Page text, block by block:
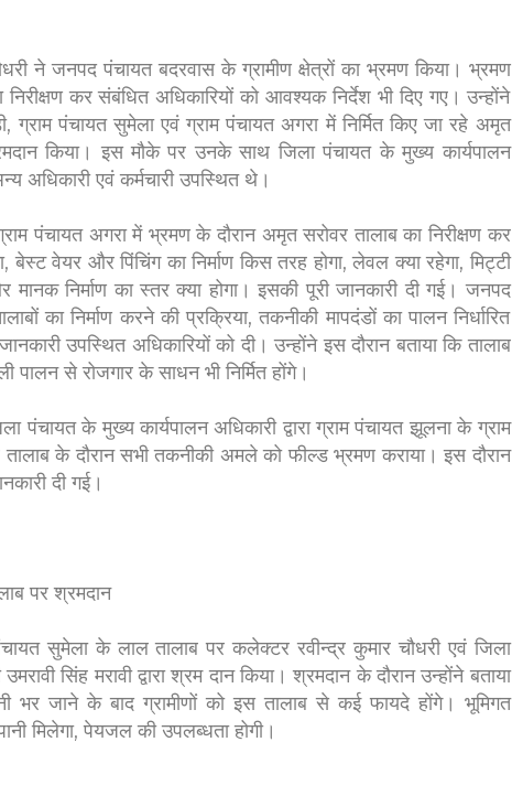
ने जनपद पंचायत बदरवास के ग्रामीण क्षेत्रों का भ्रमण किया। भ्रमण
निरीक्षण कर संबंधित अधिकारियों को आवश्यक निर्देश भी दिए गए। उन्होंने
ग्राम पंचायत सुमेला एवं ग्राम पंचायत अगरा में निर्मित किए जा रहे अमृत
किया। इस मौके पर उनके साथ जिला पंचायत के मुख्य कार्यपालन
अधिकारी एवं कर्मचारी उपस्थित थे।
पंचायत अगरा में भ्रमण के दौरान अमृत सरोवर तालाब का निरीक्षण कर
बेस्ट वेयर और पिंचिंग का निर्माण किस तरह होगा, लेवल क्या रहेगा, मिट्टी
निर्माण का स्तर क्या होगा। इसकी पूरी जानकारी दी गई। जनपद
का निर्माण करने की प्रक्रिया, तकनीकी मापदंडों का पालन निर्धारित
उपस्थित अधिकारियों को दी। उन्होंने इस दौरान बताया कि तालाब
पालन से रोजगार के साधन भी निर्मित होंगे।
पंचायत के मुख्य कार्यपालन अधिकारी द्वारा ग्राम पंचायत झूलना के ग्राम
के दौरान सभी तकनीकी अमले को फील्ड भ्रमण कराया। इस दौरान
दी गई।
पर श्रमदान
सुमेला के लाल तालाब पर कलेक्टर रवीन्द्र कुमार चौधरी एवं जिला
सिंह मरावी द्वारा श्रम दान किया। श्रमदान के दौरान उन्होंने बताया
भर जाने के बाद ग्रामीणों को इस तालाब से कई फायदे होंगे। भूमिगत
मिलेगा, पेयजल की उपलब्धता होगी।